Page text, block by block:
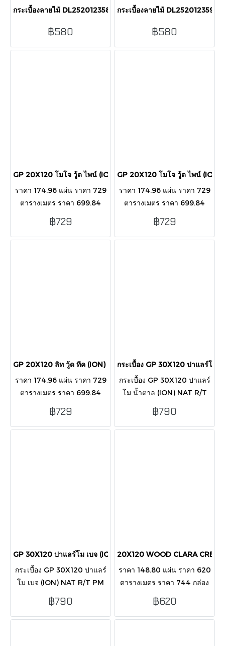
กระเบื้องลายไม้ DL252012358 20X120 CM /1.20 (PK5)
฿580
กระเบื้องลายไม้ DL252012359
฿580
GP 20X120 โมโจ วู้ด ไพน์ (ION)R11 R/T PM
ราคา 174.96 แผ่น ราคา 729
ตารางเมตร ราคา 699.84
กล่อง บรรจุ 4 แผ่น/กล่อง/0.96
ตารางเมตร
฿729
GP 20X120 โมโจ วู้ด ไพน์
ราคา 174.96 แผ่น ราคา 729
ตารางเมตร ราคา 699.84
กล่อง บรรจุ 4 แผ่น/กล่อง/0.96
ตารางเมตร
฿729
GP 20X120 ลิท วู้ด ทีค (ION) NAT R/TPM
ราคา 174.96 แผ่น ราคา 729
ตารางเมตร ราคา 699.84
กล่อง บรรจุ 4 แผ่น/กล่อง/0.96
ตารางเมตร
฿729
กระเบื้อง GP 30X120 ปาแลร์โม
กระเบื้อง GP 30X120 ปาแลร์
โม น้ำตาล (ION) NAT R/T
PM ราคา 284.40 ราคา
790.00 ราคา 1,137.60 บรรจุ
4 แผ่น/กล่อง/1.44 ตารางเมตร
฿790
GP 30X120 ปาแลร์โม เบจ (ION) NAT R/T PM
กระเบื้อง GP 30X120 ปาแลร์
โม เบจ (ION) NAT R/T PM
ราคา 284.40 ราคา 790.00
ราคา 1,137.60 บรรจุ 4 แผ่น/
กล่อง/1.44 ตารางเมตร
฿790
20X120 WOOD CLARA
ราคา 148.80 แผ่น ราคา 620
ตารางเมตร ราคา 744 กล่อง
บรรจุ 5 แผ่น/กล่อง/1.2 ตาราง
เมตร
฿620